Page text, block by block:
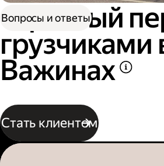
Офисный
грузчиками
Важинах
Стать клиентом
Вопросы и ответы